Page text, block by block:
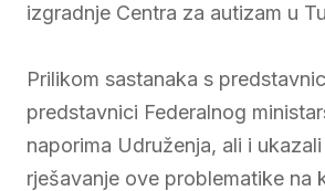
izgradnje Centra za autizam u
Prilikom sastanaka s
predstavnici Federalnog
naporima Udruženja, ali i
rješavanje ove problematike na